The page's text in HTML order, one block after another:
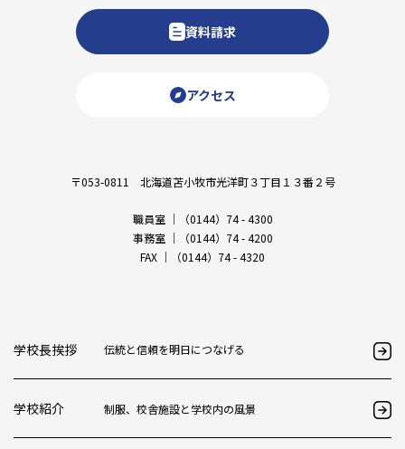
資料請求
アクセス
〒053-0811 北海道苫小牧市光洋町３丁目１３番２号
職員室 ｜（0144）74 - 4300
事務室 ｜（0144）74 - 4200
FAX ｜（0144）74 - 4320
学校長挨拶 伝統と信頼を明日につなげる
学校紹介 制服、校舎施設と学校内の風景